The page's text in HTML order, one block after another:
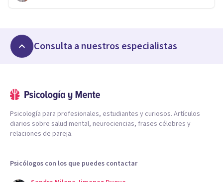
Consulta a nuestros especialistas
Psicología para profesionales, estudiantes y curiosos. Artículos
diarios sobre salud mental, neurociencias, frases célebres y
relaciones de pareja.
Psicólogos con los que puedes contactar